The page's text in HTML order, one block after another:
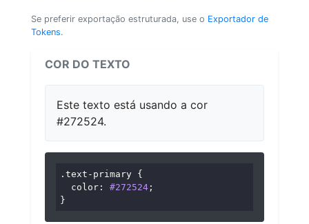
Se preferir exportação estruturada, use o Exportador de
Tokens.
COR DO TEXTO
Este texto está usando a cor
#272524.
.text-primary {
color : #272524 ;
}